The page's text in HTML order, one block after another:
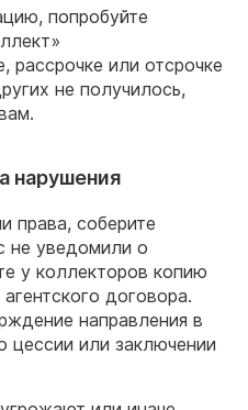
попробуйте
рассрочке или отсрочке
не получилось,
нарушения
права, соберите
не уведомили о
у коллекторов копию
договора.
направления в
или заключении